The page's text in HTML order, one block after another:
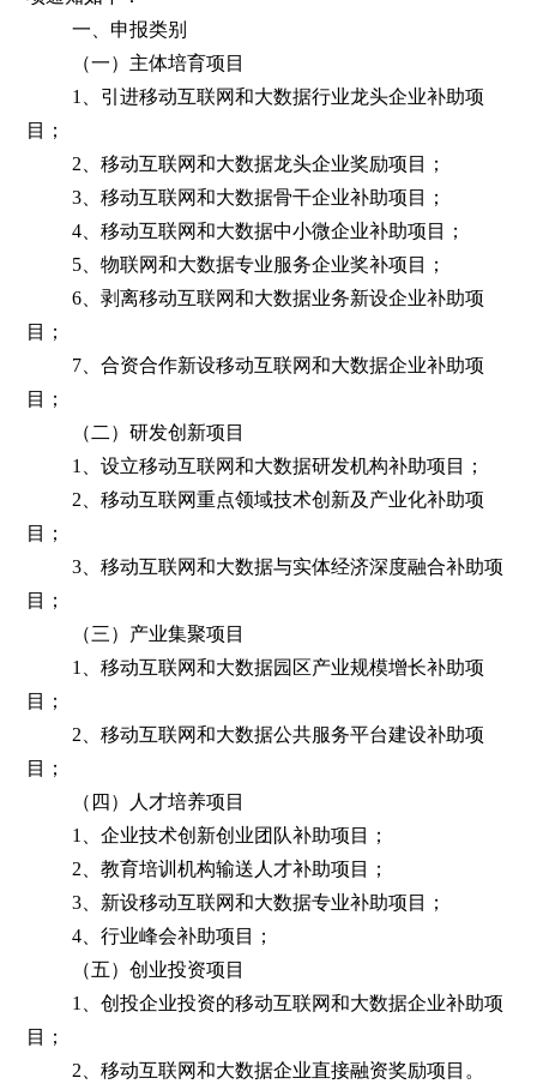
一、申报类别
（一）主体培育项目
1、引进移动互联网和大数据行业龙头企业补助项
目；
2、移动互联网和大数据龙头企业奖励项目；
3、移动互联网和大数据骨干企业补助项目；
4、移动互联网和大数据中小微企业补助项目；
5、物联网和大数据专业服务企业奖补项目；
6、剥离移动互联网和大数据业务新设企业补助项
目；
7、合资合作新设移动互联网和大数据企业补助项
目；
（二）研发创新项目
1、设立移动互联网和大数据研发机构补助项目；
2、移动互联网重点领域技术创新及产业化补助项
目；
3、移动互联网和大数据与实体经济深度融合补助项
目；
（三）产业集聚项目
1、移动互联网和大数据园区产业规模增长补助项
目；
2、移动互联网和大数据公共服务平台建设补助项
目；
（四）人才培养项目
1、企业技术创新创业团队补助项目；
2、教育培训机构输送人才补助项目；
3、新设移动互联网和大数据专业补助项目；
4、行业峰会补助项目；
（五）创业投资项目
1、创投企业投资的移动互联网和大数据企业补助项
目；
2、移动互联网和大数据企业直接融资奖励项目。